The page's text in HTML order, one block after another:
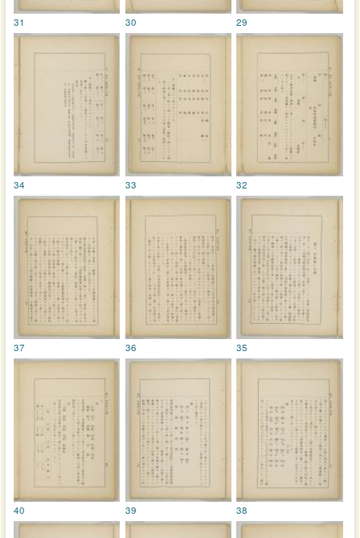
29
30
31
32
33
34
35
36
37
38
39
40